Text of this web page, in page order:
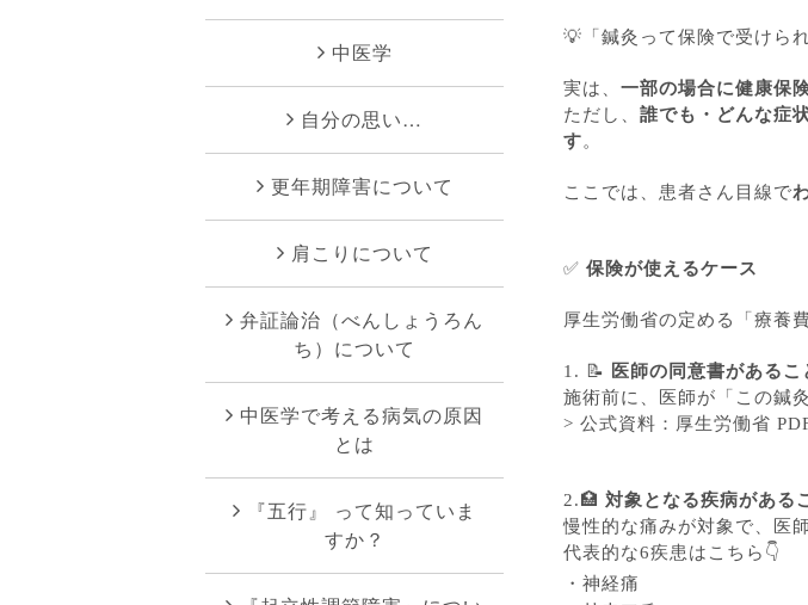
💡「鍼灸って保険で受けら
実は、 一部の場合に健康保
ただし、 誰でも・どんな症
す。
ここでは、患者さん目線で
✅ 保険が使えるケース
厚生労働省の定める「療養
1. 📝
医師の同意書があるこ
施術前に、医師が「この鍼
> 公式資料： 厚生労働省
2.🏥 対象となる疾病がある
慢性的な痛みが対象で、医
代表的な6疾患はこちら👇
・神経痛
中医学
自分の思い…
更年期障害について
肩こりについて
弁証論治（べんしょうろん
ち）について
中医学で考える病気の原因
とは
『五行』 って知っていま
すか？